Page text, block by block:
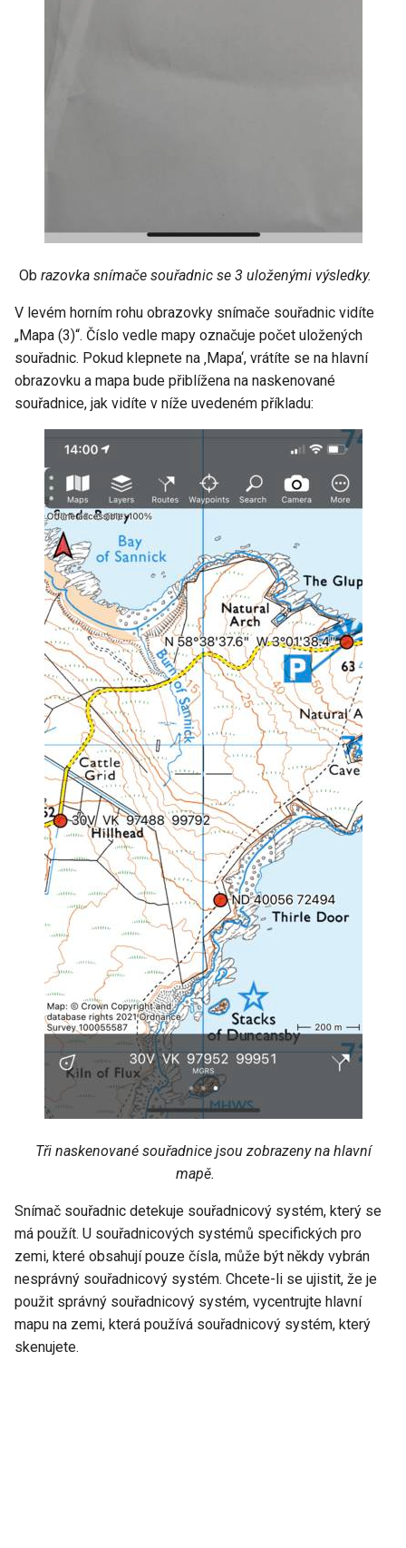
Ob razovka snímače souřadnic se 3 uloženými výsledky.
V levém horním rohu obrazovky snímače souřadnic vidíte
„Mapa (3)“. Číslo vedle mapy označuje počet uložených
souřadnic. Pokud klepnete na ‚Mapa‘, vrátíte se na hlavní
obrazovku a mapa bude přiblížena na naskenované
souřadnice, jak vidíte v níže uvedeném příkladu:
Tři naskenované souřadnice jsou zobrazeny na hlavní
mapě.
Snímač souřadnic detekuje souřadnicový systém, který se
má použít. U souřadnicových systémů specifických pro
zemi, které obsahují pouze čísla, může být někdy vybrán
nesprávný souřadnicový systém. Chcete-li se ujistit, že je
použit správný souřadnicový systém, vycentrujte hlavní
mapu na zemi, která používá souřadnicový systém, který
skenujete.